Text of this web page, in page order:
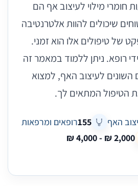
חומרי מילוי לעיצוב אף הם
שיכולים להוות אלטרנטיבה
של טיפולים אלו הוא זמני.
רופא. ניתן ללמוד במאמר זה
השונים לעיצוב האף, למצוא
הטיפול המתאים לך.
האף 155רופאים ומרפאות
‏2,000 ₪ - ‏4,000 ₪